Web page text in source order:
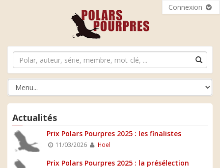
Connexion
Actualités
Prix Polars Pourpres 2025 : les finalistes
11/03/2026 Hoel
Prix Polars Pourpres 2025 : la présélection